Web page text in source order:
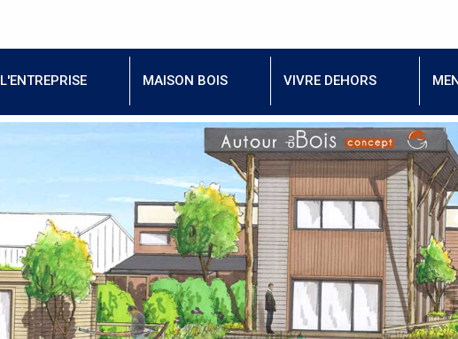
L'ENTREPRISE MAISON BOIS VIVRE DEHORS